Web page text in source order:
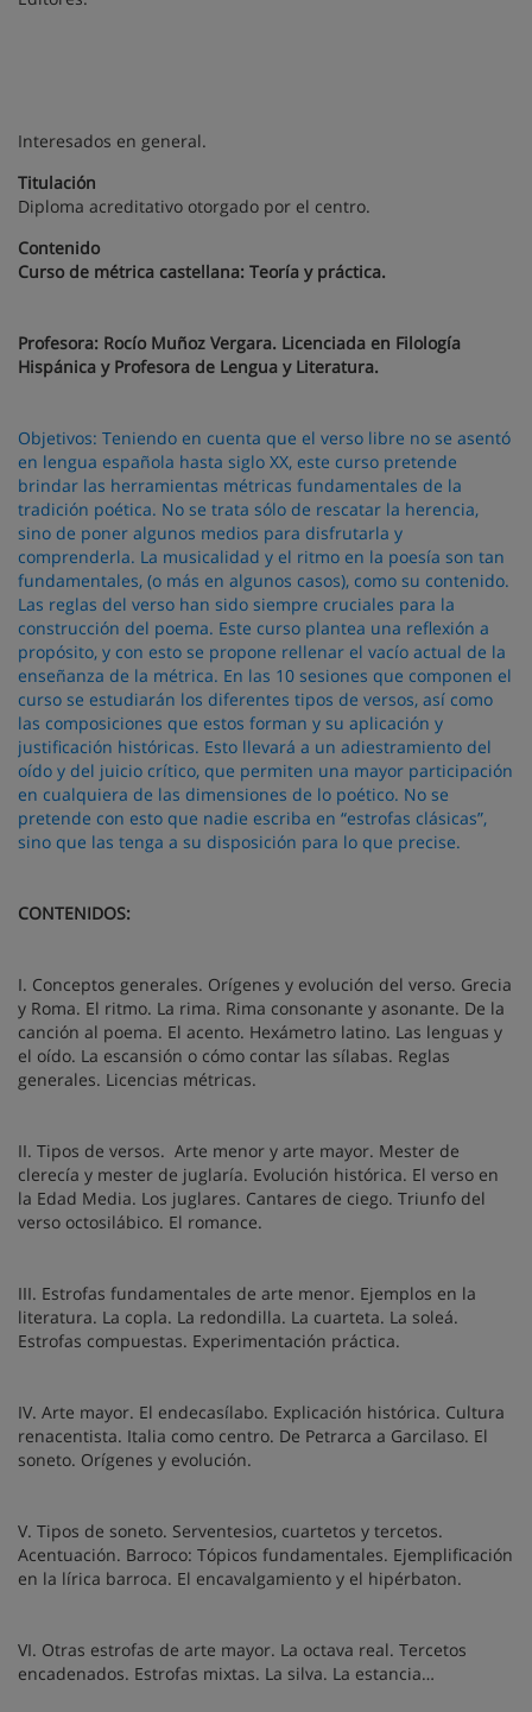
Interesados en general.
Titulación
Diploma acreditativo otorgado por el centro.
Contenido
Curso de métrica castellana: Teoría y práctica.
Profesora: Rocío Muñoz Vergara. Licenciada en Filología
Hispánica y Profesora de Lengua y Literatura.
Objetivos: Teniendo en cuenta que el verso libre no se asentó
en lengua española hasta siglo XX, este curso pretende
brindar las herramientas métricas fundamentales de la
tradición poética. No se trata sólo de rescatar la herencia,
sino de poner algunos medios para disfrutarla y
comprenderla. La musicalidad y el ritmo en la poesía son tan
fundamentales, (o más en algunos casos), como su contenido.
Las reglas del verso han sido siempre cruciales para la
construcción del poema. Este curso plantea una reflexión a
propósito, y con esto se propone rellenar el vacío actual de la
enseñanza de la métrica. En las 10 sesiones que componen el
curso se estudiarán los diferentes tipos de versos, así como
las composiciones que estos forman y su aplicación y
justificación históricas. Esto llevará a un adiestramiento del
oído y del juicio crítico, que permiten una mayor participación
en cualquiera de las dimensiones de lo poético. No se
pretende con esto que nadie escriba en “estrofas clásicas”,
sino que las tenga a su disposición para lo que precise.
CONTENIDOS:
I. Conceptos generales. Orígenes y evolución del verso. Grecia
y Roma. El ritmo. La rima. Rima consonante y asonante. De la
canción al poema. El acento. Hexámetro latino. Las lenguas y
el oído. La escansión o cómo contar las sílabas. Reglas
generales. Licencias métricas.
II. Tipos de versos. Arte menor y arte mayor. Mester de
clerecía y mester de juglaría. Evolución histórica. El verso en
la Edad Media. Los juglares. Cantares de ciego. Triunfo del
verso octosilábico. El romance.
III. Estrofas fundamentales de arte menor. Ejemplos en la
literatura. La copla. La redondilla. La cuarteta. La soleá.
Estrofas compuestas. Experimentación práctica.
IV. Arte mayor. El endecasílabo. Explicación histórica. Cultura
renacentista. Italia como centro. De Petrarca a Garcilaso. El
soneto. Orígenes y evolución.
V. Tipos de soneto. Serventesios, cuartetos y tercetos.
Acentuación. Barroco: Tópicos fundamentales. Ejemplificación
en la lírica barroca. El encavalgamiento y el hipérbaton.
VI. Otras estrofas de arte mayor. La octava real. Tercetos
encadenados. Estrofas mixtas. La silva. La estancia…